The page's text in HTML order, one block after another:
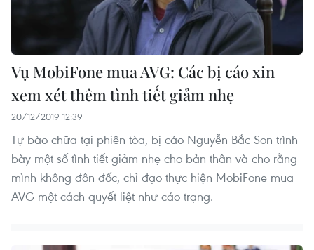
Vụ MobiFone mua AVG: Các bị cáo xin
xem xét thêm tình tiết giảm nhẹ
20/12/2019 12:39
Tự bào chữa tại phiên tòa, bị cáo Nguyễn Bắc Son trình
bày một số tình tiết giảm nhẹ cho bản thân và cho rằng
mình không đôn đốc, chỉ đạo thực hiện MobiFone mua
AVG một cách quyết liệt như cáo trạng.